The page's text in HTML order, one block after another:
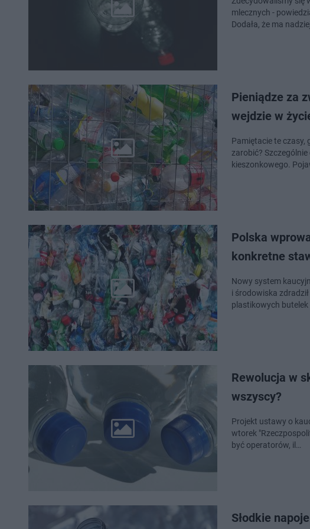
mlecznych -
Dodała, że ma
Pieniądze za
wejdzie w
Pamiętacie te czasy,
zarobić?
kieszonkowego.
Polska
konkretne
Nowy system
i środowiska
plastikowych butelek
Rewolucja w
wszyscy?
Projekt ustawy o
wtorek
być operatorów, il…
Słodkie